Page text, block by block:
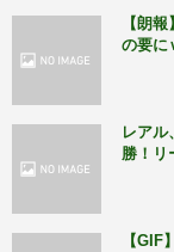
【朗
の要に
レア
勝！リ
【GIF